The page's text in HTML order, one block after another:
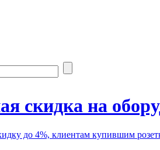
скидка на
до 4%, клиентам купившим